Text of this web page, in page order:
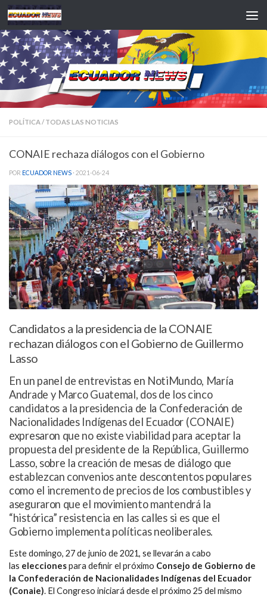
Saltar al contenido
POLÍTICA/ TODAS LAS NOTICIAS
CONAIE rechaza diálogos con el Gobierno
POR ECUADOR NEWS · 2021-06-24
Candidatos a la presidencia de la CONAIE
rechazan diálogos con el Gobierno de Guillermo
Lasso
En un panel de entrevistas en NotiMundo, María
Andrade y Marco Guatemal, dos de los cinco
candidatos a la presidencia de la Confederación de
Nacionalidades Indígenas del Ecuador (CONAIE)
expresaron que no existe viabilidad para aceptar la
propuesta del presidente de la República, Guillermo
Lasso, sobre la creación de mesas de diálogo que
establezcan convenios ante descontentos populares
como el incremento de precios de los combustibles y
aseguraron que el movimiento mantendrá la
“histórica” resistencia en las calles si es que el
Gobierno implementa políticas neoliberales.
Este domingo, 27 de junio de 2021, se llevarán a cabo
las eleccionespara definir el próximo Consejo de Gobierno de
la Confederación de Nacionalidades Indígenas del Ecuador
(Conaie). El Congreso iniciará desde el próximo 25 del mismo